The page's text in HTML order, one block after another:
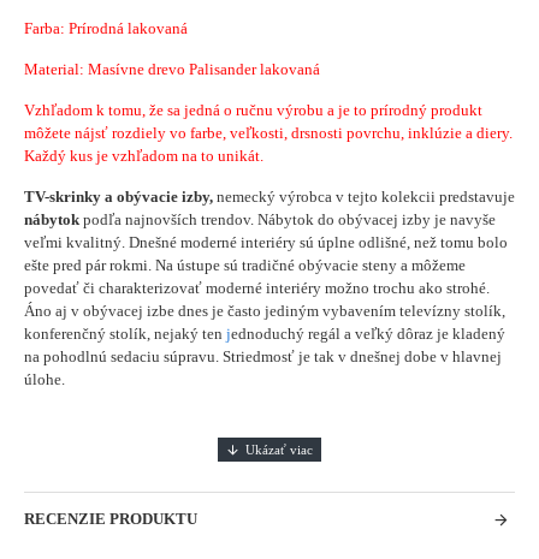
Farba: Prírodná lakovaná
Material: Masívne drevo Palisander lakovaná
Vzhľadom k tomu, že sa jedná o ručnu výrobu a je to prírodný produkt
môžete nájsť rozdiely vo farbe, veľkosti, drsnosti povrchu, inklúzie a diery.
Každý kus je vzhľadom na to unikát.
TV-skrinky a obývacie izby, nemecký výrobca v tejto kolekcii predstavuje
nábytok podľa najnovších trendov. Nábytok do obývacej izby je navyše
veľmi kvalitný. Dnešné moderné interiéry sú úplne odlišné, než tomu bolo
ešte pred pár rokmi. Na ústupe sú tradičné obývacie steny a môžeme
povedať či charakterizovať moderné interiéry možno trochu ako strohé.
Áno aj v obývacej izbe dnes je často jediným vybavením televízny stolík,
konferenčný stolík, nejaký ten jednoduchý regál a veľký dôraz je kladený
na pohodlnú sedaciu súpravu. Striedmosť je tak v dnešnej dobe v hlavnej
úlohe.
RECENZIE PRODUKTU